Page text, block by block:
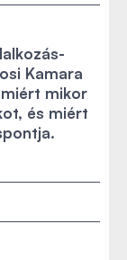
Kamara
mikor
és miért